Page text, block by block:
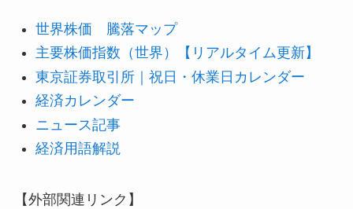
世界株価 騰落マップ
主要株価指数（世界）【リアルタイム更新】
東京証券取引所｜祝日・休業日カレンダー
経済カレンダー
ニュース記事
経済用語解説
【外部関連リンク】